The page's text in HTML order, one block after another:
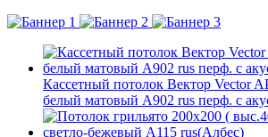
Кассетный потолок Вектор Vector
белый матовый А902 rus перф. с